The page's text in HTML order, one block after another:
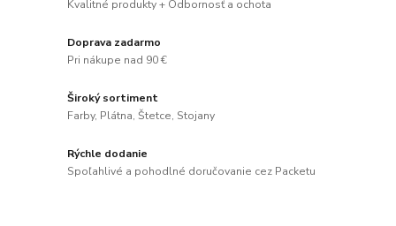
Kvalitné produkty + Odbornosť a ochota
Doprava zadarmo
Pri nákupe nad 90 €
Široký sortiment
Farby, Plátna, Štetce, Stojany
Rýchle dodanie
Spoľahlivé a pohodlné doručovanie cez Packetu